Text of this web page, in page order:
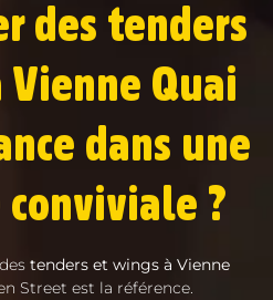
des tenders
Quai
dans une
?
tenders et wings à Vienne
Street est la référence.